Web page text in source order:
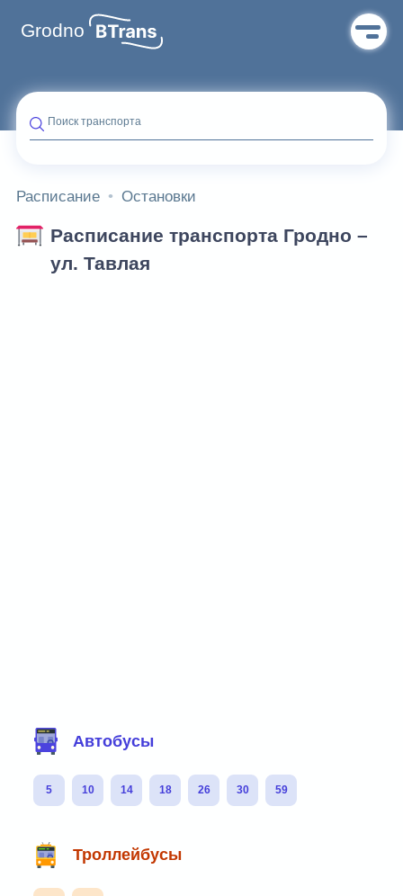
Grodno
Поиск транспорта
Расписание Остановки
Расписание транспорта Гродно –
ул. Тавлая
Автобусы
5 10 14 18 26 30 59
Троллейбусы